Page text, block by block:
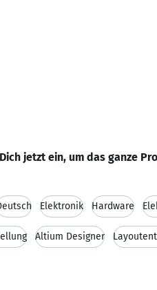
jetzt ein, um das ganze
Elektronik Hardware
Altium Designer